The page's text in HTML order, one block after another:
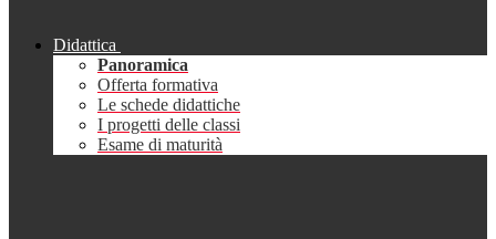
Didattica
Panoramica
Offerta formativa
Le schede didattiche
I progetti delle classi
Esame di maturità